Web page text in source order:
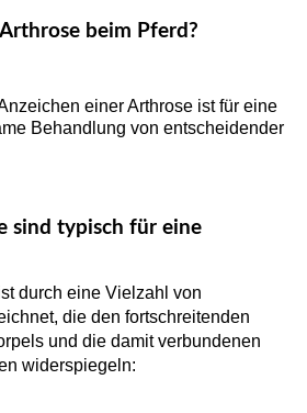
beim Pferd?
einer Arthrose ist für eine
Behandlung von entscheidender
sind typisch für eine
durch eine Vielzahl von
die den fortschreitenden
und die damit verbundenen
widerspiegeln: